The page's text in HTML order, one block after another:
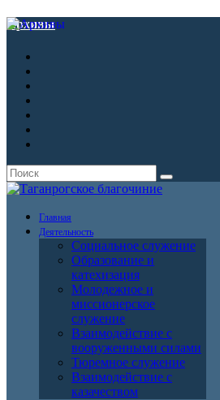
Архивы
Главная
Деятельность
Социальное служение
Образование и
катехизация
Молодежное и
миссионерское
служение
Взаимодействие с
вооруженными силами
Тюремное служение
Взаимодействие с
казачеством